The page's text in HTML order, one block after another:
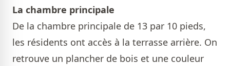
La chambre principale
De la chambre principale de 13 par 10 pieds,
les résidents ont accès à la terrasse arrière. On
retrouve un plancher de bois et une couleur